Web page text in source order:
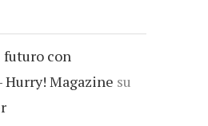
con
Magazine su